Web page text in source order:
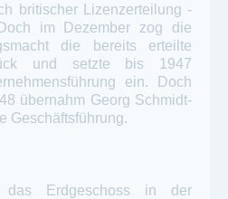
britischer Lizenzerteilung -
im Dezember zog die
die bereits erteilte
und setzte bis 1947
ein. Doch
übernahm Georg Schmidt-
Geschäftsführung.
Erdgeschoss in der